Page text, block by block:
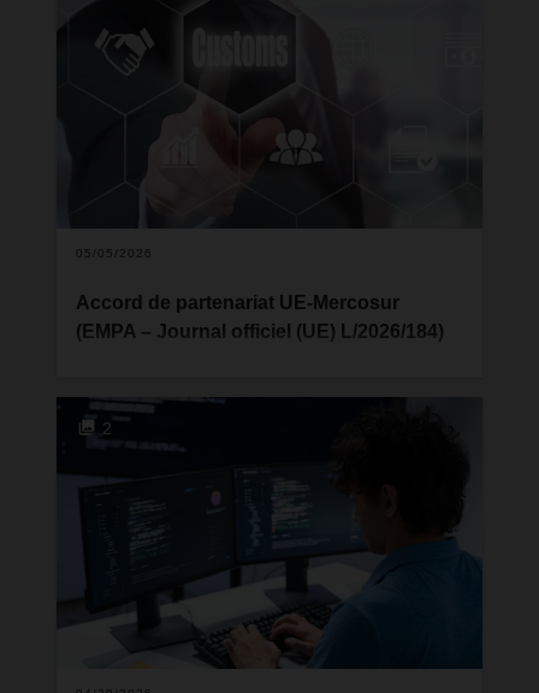
unissent leurs forces pour promouvoir le
développement et l'égalité des chances dans les
pays du Sud. Pour célébrer cet anniversaire,
l'événement « Créer des opportunités, façonner
l'avenir : impulsions pour un engagement
stratégique dans les pays du Sud » s'est tenu au
nouveau DACHSER Network Campus de
05/05/2026
Accord de partenariat UE-Mercosur
(EMPA – Journal officiel (UE) L/2026/184)
commencé à s'appliquer à titre provisoire. L'UE et
les pays d'Amérique du Sud (Argentine, Brésil,
de l'élimination progressive des droits de douane
2